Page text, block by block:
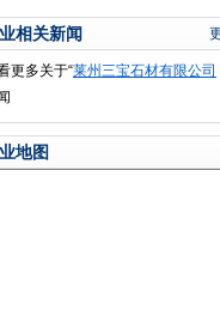
相关新闻
更多关于“莱州三宝石材有限公司
地图